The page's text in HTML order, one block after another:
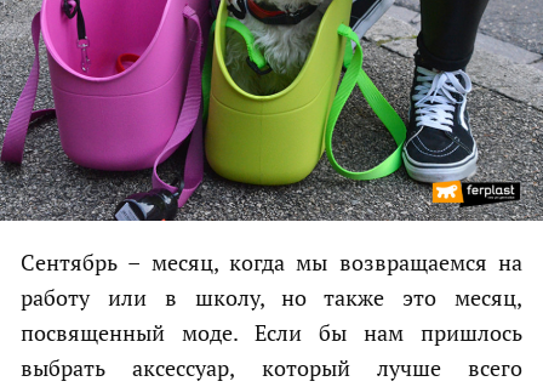
Сентябрь – месяц, когда мы возвращаемся на
работу или в школу, но также это месяц,
посвященный моде. Если бы нам пришлось
выбрать аксессуар, который лучше всего